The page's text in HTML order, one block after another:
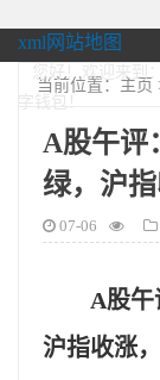
xml网站地图
您好！欢迎来到
字钱包！
当前位置： 主页
A股午评
绿，沪
07-06
A股午
沪指收涨